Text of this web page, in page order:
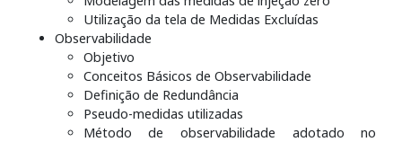
Utilização da tela de Medidas Excluídas
Observabilidade
Objetivo
Conceitos Básicos de Observabilidade
Definição de Redundância
Pseudo-medidas utilizadas
Método de observabilidade adotado no